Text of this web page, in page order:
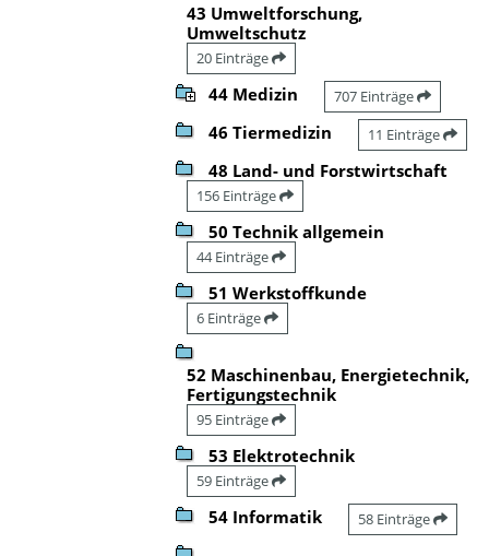
43 Umweltforschung,
Umweltschutz
20 Einträge
44 Medizin 707 Einträge
46 Tiermedizin 11 Einträge
48 Land- und Forstwirtschaft
156 Einträge
50 Technik allgemein
44 Einträge
51 Werkstoffkunde
6 Einträge
52 Maschinenbau, Energietechnik,
Fertigungstechnik
95 Einträge
53 Elektrotechnik
59 Einträge
54 Informatik 58 Einträge